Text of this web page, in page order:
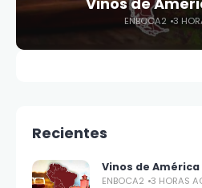
ENBOCA2 3
Recientes
Vinos de América
ENBOCA2 3 HORAS